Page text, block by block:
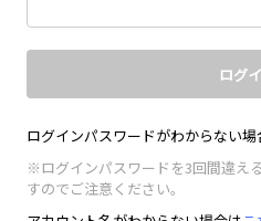
ログ
ログインパスワードがわからない場
※ログインパスワードを3回間違え
すのでご注意ください。